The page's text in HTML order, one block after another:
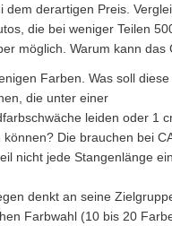
dem derartigen Preis.
die bei weniger Teilen
möglich. Warum kann das
Farben. Was soll
die unter einer
leiden oder 1
können? Die brauchen bei
nicht jede Stangenlänge
denkt an seine
Farbwahl (10 bis 20